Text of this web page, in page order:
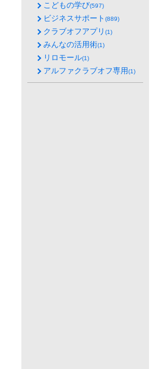
こどもの学び(597)
ビジネスサポート (889)
クラブオフアプリ (1)
みんなの活用術(1)
リロモール(1)
アルファクラブオフ専用(1)